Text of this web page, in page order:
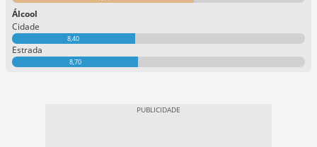
Álcool
Cidade
8,40
Estrada
8,70